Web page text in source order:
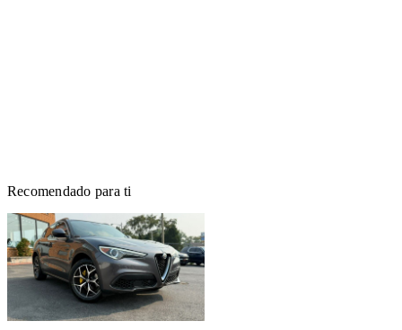
Recomendado para ti